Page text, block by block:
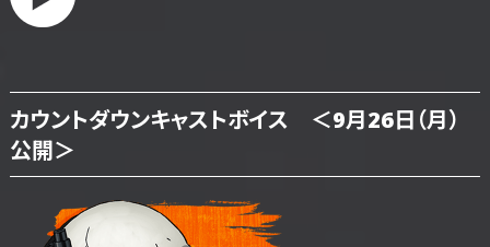
カウントダウンキャストボイス ＜9月26日（月）
公開＞